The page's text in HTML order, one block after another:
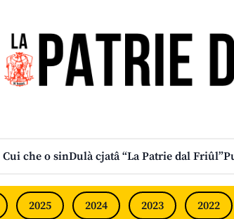
Cui che o sinDulà cjatâ “La Patrie dal Friûl”
2025 2024 2023 2022